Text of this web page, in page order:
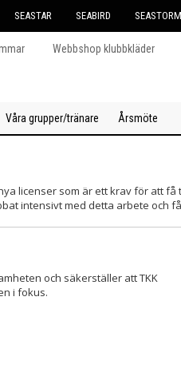
SEASTAR SEABIRD SEASTORM
Webbshop klubbkläder
Våra grupper/tränare Årsmöte
licenser som är ett krav för att
intensivt med detta arbete och
och säkerställer att TKK
i fokus.